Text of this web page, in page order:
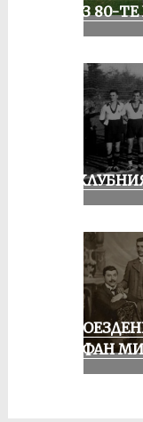
ПРЕЗ 80-
ИЗ
СТЕФАН